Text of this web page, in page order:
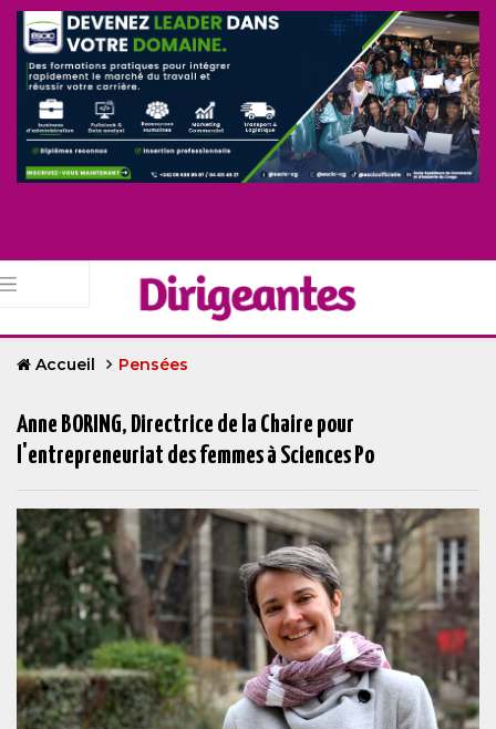
Accueil Pensées
Anne BORING, Directrice de la Chaire pour
l'entrepreneuriat des femmes à Sciences Po